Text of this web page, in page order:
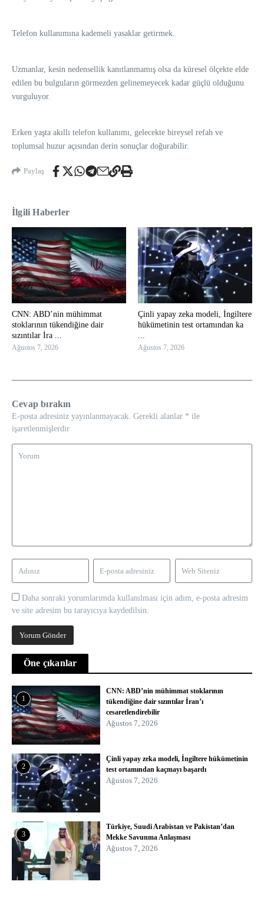
Telefon kullanımına kademeli yasaklar getirmek.
Uzmanlar, kesin nedensellik kanıtlanmamış olsa da küresel ölçekte elde
edilen bu bulguların görmezden gelinemeyecek kadar güçlü olduğunu
vurguluyor.
Erken yaşta akıllı telefon kullanımı, gelecekte bireysel refah ve
toplumsal huzur açısından derin sonuçlar doğurabilir.
Paylaş
İlgili Haberler
CNN: ABD’nin mühimmat
stoklarının tükendiğine dair
sızıntılar İra ...
Ağustos 7, 2026
Çinli yapay zeka modeli, İngiltere
hükümetinin test ortamından ka
Ağustos 7, 2026
Cevap bırakın
E-posta adresiniz yayınlanmayacak. Gerekli alanlar * ile
işaretlenmişlerdir
Daha sonraki yorumlarımda kullanılması için adım, e-posta adresim
ve site adresim bu tarayıcıya kaydedilsin.
Öne çıkanlar
1
CNN: ABD’nin mühimmat stoklarının
tükendiğine dair sızıntılar İran’ı
cesaretlendirebilir
Ağustos 7, 2026
2
Çinli yapay zeka modeli, İngiltere hükümetinin
test ortamından kaçmayı başardı
Ağustos 7, 2026
3
Türkiye, Suudi Arabistan ve Pakistan’dan
Mekke Savunma Anlaşması
Ağustos 7, 2026